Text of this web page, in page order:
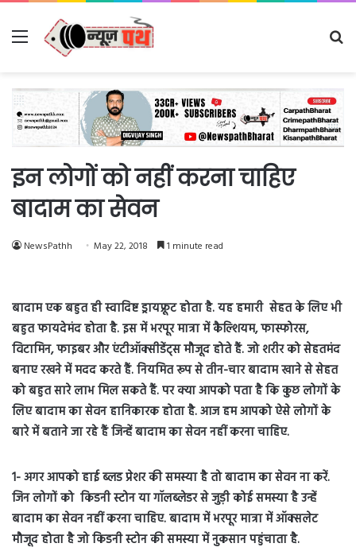
Menu
इन लोगों को नहीं करना चाहिए
बादाम का सेवन
NewsPathh May 22, 2018 1 minute read
बादाम एक बहुत ही स्वादिष्ट ड्रायफ्रूट होता है. यह हमारी सेहत के लिए भी
बहुत फायदेमंद होता है. इस में भरपूर मात्रा में कैल्शियम, फास्फोरस,
विटामिन, फाइबर और एंटीऑक्सीडेंट्स मौजूद होते हैं. जो शरीर को सेहतमंद
बनाए रखने में मदद करते हैं. नियमित रूप से तीन-चार बादाम खाने से सेहत
को बहुत सारे लाभ मिल सकते हैं. पर क्या आपको पता है कि कुछ लोगों के
लिए बादाम का सेवन हानिकारक होता है. आज हम आपको ऐसे लोगों के
बारे में बताने जा रहे हैं जिन्हें बादाम का सेवन नहीं करना चाहिए.
1- अगर आपको हाई ब्लड प्रेशर की समस्या है तो बादाम का सेवन ना करें.
जिन लोगों को किडनी स्टोन या गॉलब्लेडर से जुड़ी कोई समस्या है उन्हें
बादाम का सेवन नहीं करना चाहिए. बादाम में भरपूर मात्रा में ऑक्सलेट
मौजूद होता है जो किडनी स्टोन की समस्या में नुकसान पहुंचाता है.